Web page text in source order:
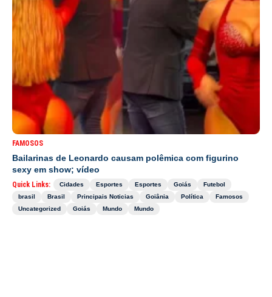
FAMOSOS
Bailarinas de Leonardo causam polêmica com figurino
sexy em show; vídeo
Quick Links: Cidades Esportes Esportes Goiás
Futebol
brasil
Brasil Principais Noticias Goiânia Política
Famosos
Uncategorized
Goiás Mundo Mundo